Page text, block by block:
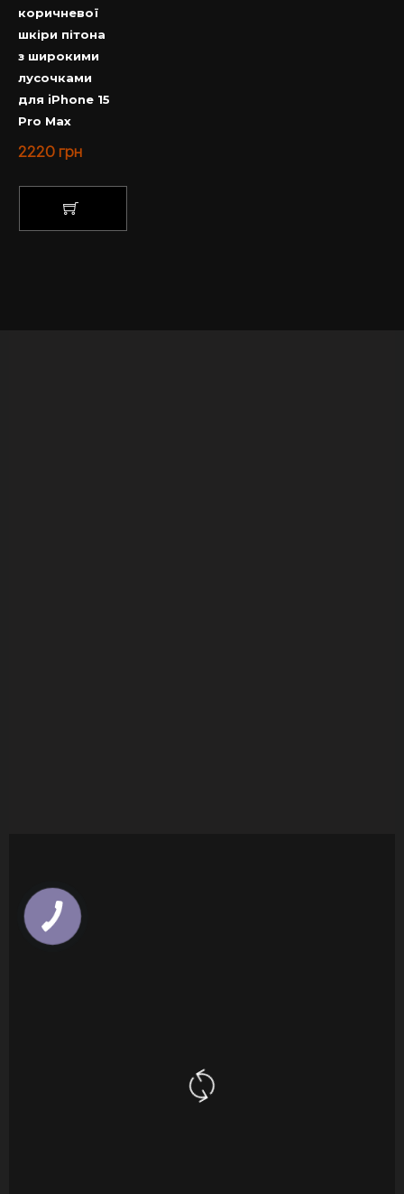
коричневої
шкіри пітона
з широкими
лусочками
для iPhone 15
Pro Max
2220 грн